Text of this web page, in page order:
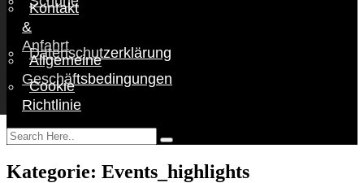
Kontakt
&
Anfahrt
Datenschutzerklärung
Allgemeine
Geschäftsbedingungen
Cookie
Richtlinie
Kategorie: Events_highlights